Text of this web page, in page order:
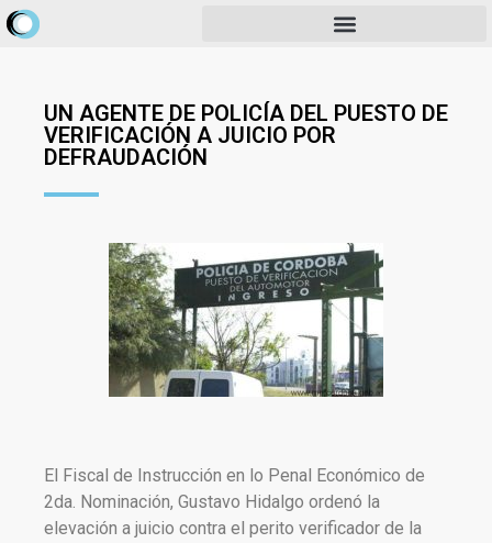
UN AGENTE DE POLICÍA DEL PUESTO DE
VERIFICACIÓN A JUICIO POR
DEFRAUDACIÓN
El Fiscal de Instrucción en lo Penal Económico de
2da. Nominación, Gustavo Hidalgo ordenó la
elevación a juicio contra el perito verificador de la